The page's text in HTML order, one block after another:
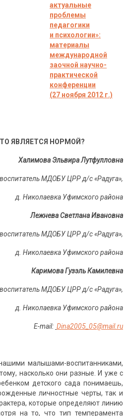
актуальные
проблемы
педагогики
и психологии»:
материалы
международной
заочной научно-
практической
конференции
(27 ноября 2012 г.)
ЯВЛЯЕТСЯ НОРМОЙ?
Халимова Эльвира Лутфулловна
воспитатель МДОБУ ЦРР д/с «Радуга»,
д. Николаевка Уфимского района
Лежнева Светлана Ивановна
воспитатель МДОБУ ЦРР д/с «Радуга»,
д. Николаевка Уфимского района
Каримова Гузэль Камилевна
МДОБУ ЦРР д/с «Радуга»,
д. Николаевка Уфимского района
E-mail: Dina2005_05@mail.ru
малышами-воспитанниками,
насколько они разные. И уже с
детского сада понимаешь,
личностные черты, так и
которые определяют линию
на то, что тип темперамента